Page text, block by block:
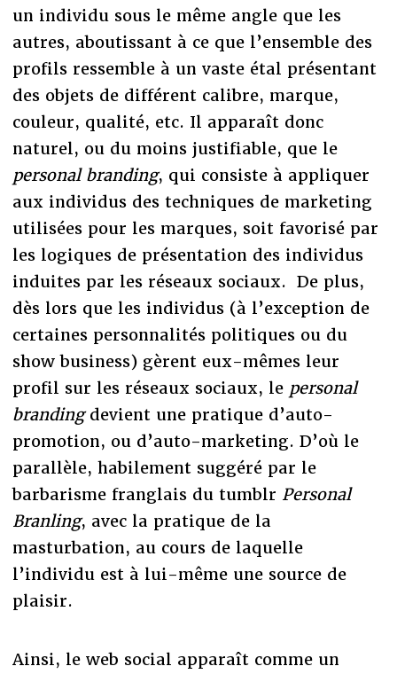
un individu sous le même angle que les
autres, aboutissant à ce que l’ensemble des
profils ressemble à un vaste étal présentant
des objets de différent calibre, marque,
couleur, qualité, etc. Il apparaît donc
naturel, ou du moins justifiable, que le
personal branding, qui consiste à appliquer
aux individus des techniques de marketing
utilisées pour les marques, soit favorisé par
les logiques de présentation des individus
induites par les réseaux sociaux. De plus,
dès lors que les individus (à l’exception de
certaines personnalités politiques ou du
show business) gèrent eux-mêmes leur
profil sur les réseaux sociaux, le personal
brandingdevient une pratique d’auto-
promotion, ou d’auto-marketing. D’où le
parallèle, habilement suggéré par le
barbarisme franglais du tumblr Personal
Branling, avec la pratique de la
masturbation, au cours de laquelle
l’individu est à lui-même une source de
plaisir.
Ainsi, le web social apparaît comme un